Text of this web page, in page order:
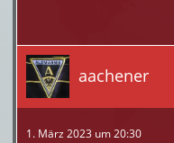
aachener
1. März 2023 um 20:30